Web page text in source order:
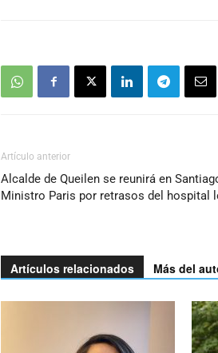
Artículo anterior
Alcalde de Queilen se reunirá en
Ministro Paris por retrasos del hospital
Artículos relacionados Más del